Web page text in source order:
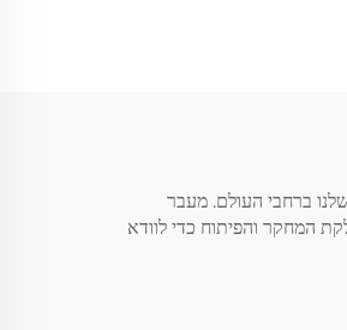
ברחבי העולם. מעבר
המחקר והפיתוח כדי לוודא